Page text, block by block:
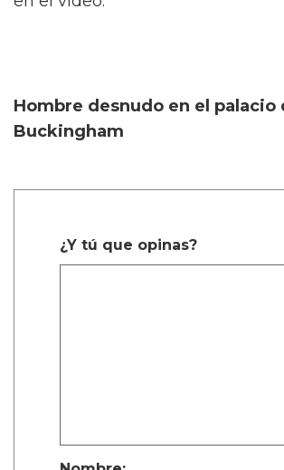
Hombre desnudo en el palacio
Buckingham
¿Y tú que opinas?